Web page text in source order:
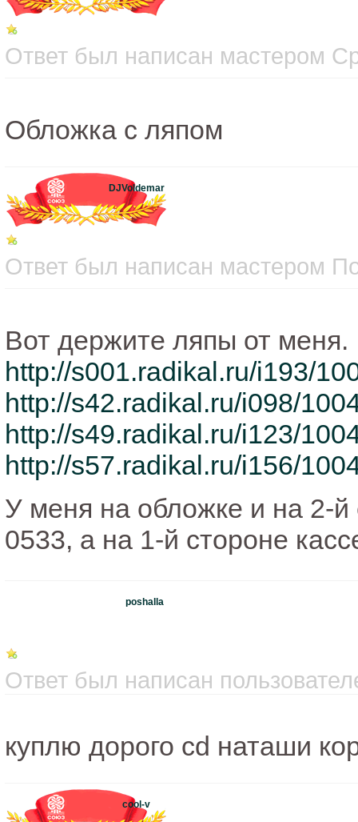
Ответ был написан мастером
Обложка с ляпом
DJVoldemar
Ответ был написан мастером
Вот держите ляпы от меня.
http://s001.radikal.ru/i193/
http://s42.radikal.ru/i098/
http://s49.radikal.ru/i123/
http://s57.radikal.ru/i156/
У меня на обложке и на 2-й
0533, а на 1-й стороне
poshalla
Ответ был написан
куплю дорого cd наташи
cool-v